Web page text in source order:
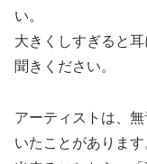
い。
大きくしすぎると
聞きください。
アーティストは、
いたことがあります